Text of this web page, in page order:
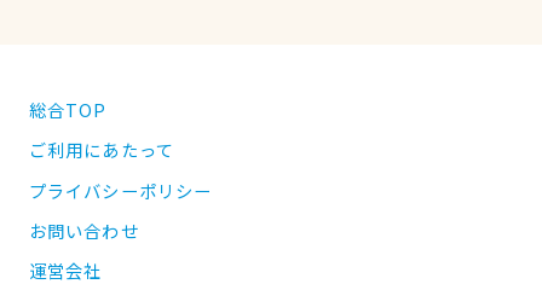
総合TOP
ご利用にあたって
プライバシーポリシー
お問い合わせ
運営会社